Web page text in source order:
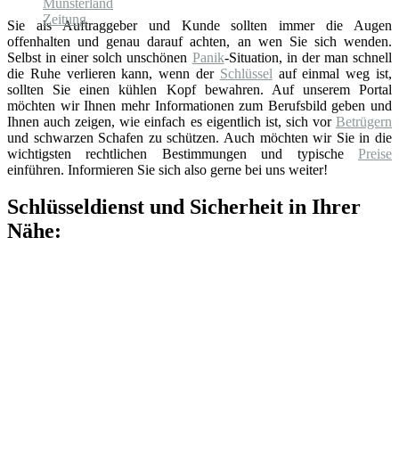
Sie als Auftraggeber und Kunde sollten immer die Augen
offenhalten und genau darauf achten, an wen Sie sich wenden.
Selbst in einer solch unschönen Panik-Situation, in der man schnell
die Ruhe verlieren kann, wenn der Schlüssel auf einmal weg ist,
sollten Sie einen kühlen Kopf bewahren. Auf unserem Portal
möchten wir Ihnen mehr Informationen zum Berufsbild geben und
Ihnen auch zeigen, wie einfach es eigentlich ist, sich vor Betrügern
und schwarzen Schafen zu schützen. Auch möchten wir Sie in die
wichtigsten rechtlichen Bestimmungen und typische Preise
einführen. Informieren Sie sich also gerne bei uns weiter!
Schlüsseldienst und Sicherheit in Ihrer
Nähe: